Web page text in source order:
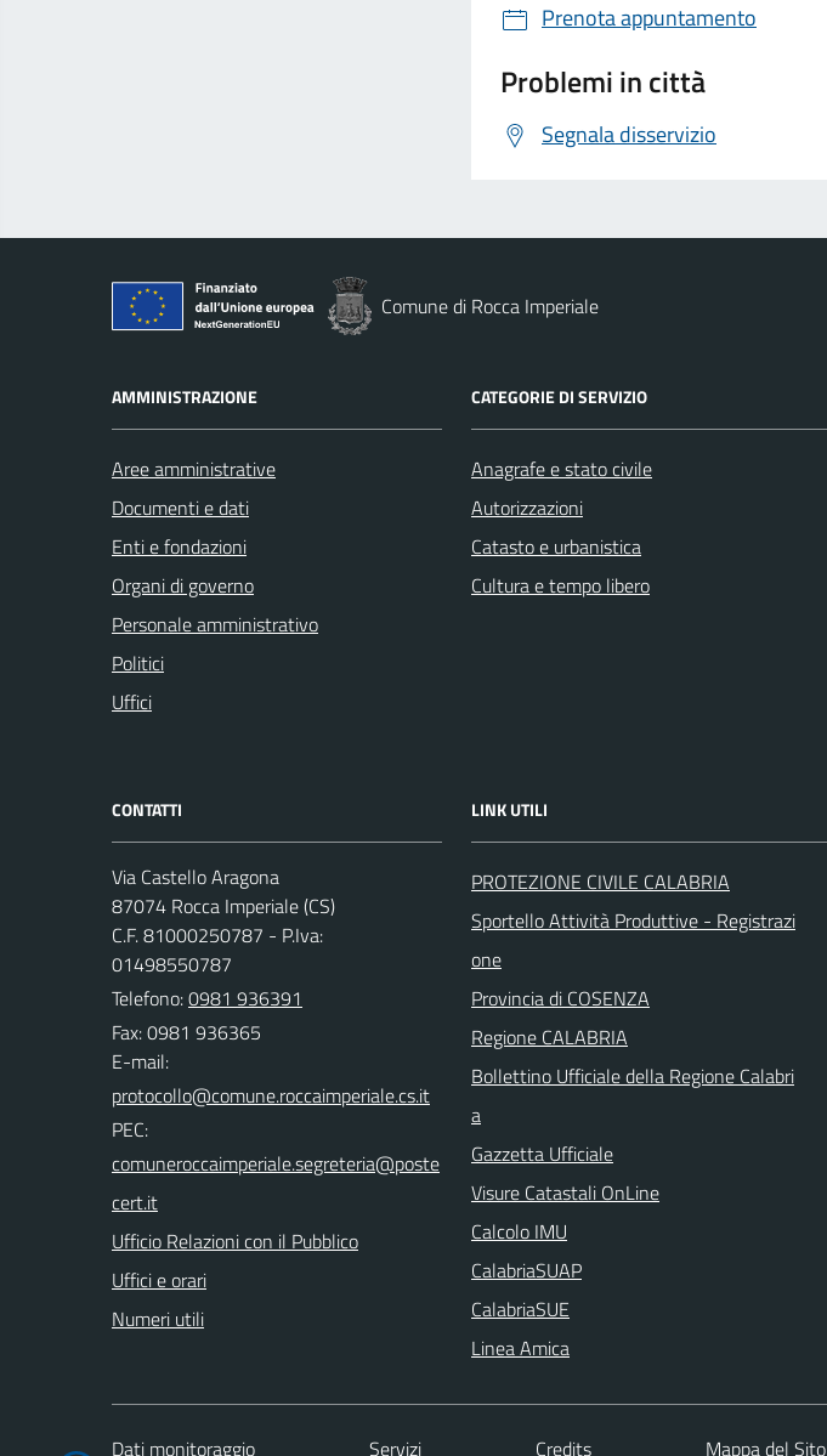
Prenota appuntamento
Problemi in città
Segnala disservizio
Comune di Rocca Imperiale
AMMINISTRAZIONE
Aree amministrative
Documenti e dati
Enti e fondazioni
Organi di governo
Personale amministrativo
Politici
Uffici
CATEGORIE DI SERVIZIO
Anagrafe e stato civile
Autorizzazioni
Catasto e urbanistica
Cultura e tempo libero
CONTATTI
Via Castello Aragona
87074 Rocca Imperiale (CS)
C.F. 81000250787 - P.Iva:
01498550787
Telefono:0981 936391
Fax: 0981 936365
E-mail:
PEC:
Ufficio Relazioni con il Pubblico
Uffici e orari
Numeri utili
LINK UTILI
PROTEZIONE CIVILE CALABRIA
Sportello Attività Produttive - Registrazi
one
Provincia di COSENZA
Regione CALABRIA
Bollettino Ufficiale della Regione Calabri
a
Gazzetta Ufficiale
Visure Catastali OnLine
Calcolo IMU
CalabriaSUAP
CalabriaSUE
Linea Amica
Dati monitoraggio Servizi Credits Mappa del Sito